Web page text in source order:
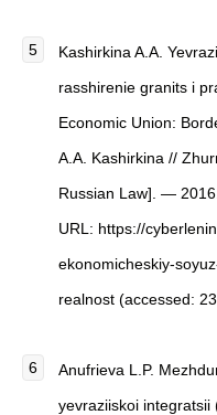
Kashirkina A.A.
rasshirenie granits i
Economic Union:
A.A. Kashirkina //
Russian Law]. —
URL: https://
ekonomicheskiy-
realnost (accessed:
Anufrieva L.P.
yevraziiskoi